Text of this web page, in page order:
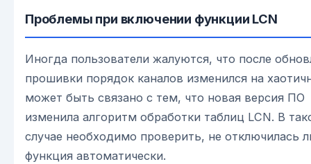
Проблемы при включении функции LCN
Иногда пользователи жалуются, что после
прошивки порядок каналов изменился на
может быть связано с тем, что новая версия ПО
изменила алгоритм обработки таблиц LCN. В
случае необходимо проверить, не отключилась
функция автоматически.